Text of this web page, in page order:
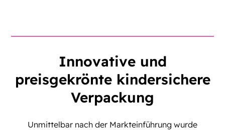
Innovative und
preisgekrönte kindersichere
Verpackung
Unmittelbar nach der Markteinführung wurde